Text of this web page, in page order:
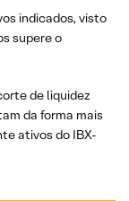
indicados, visto
supere o
de liquidez
da forma mais
ativos do IBX-